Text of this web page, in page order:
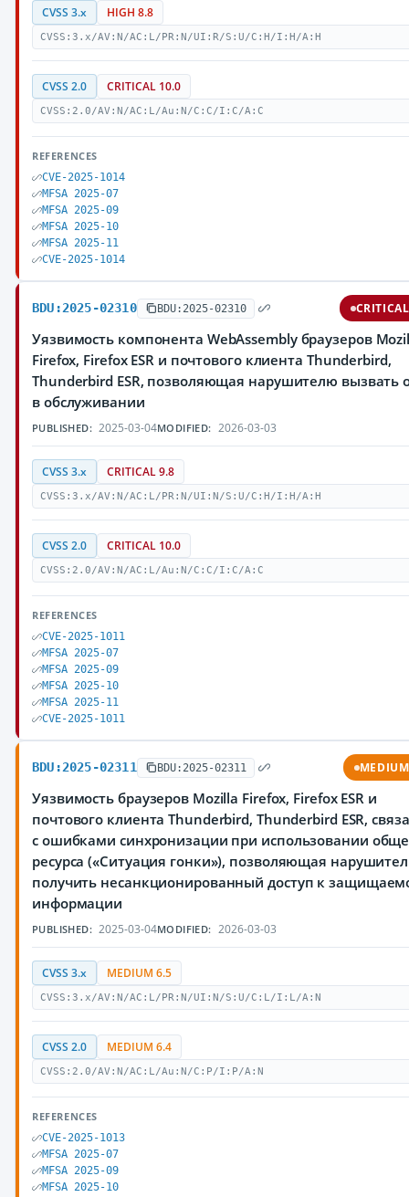
CVSS 3.x HIGH 8.8
CVSS:3.x/AV:N/AC:L/PR:N/UI:R/S:U/C:H/I:H/A:H
CVSS 2.0 CRITICAL 10.0
CVSS:2.0/AV:N/AC:L/Au:N/C:C/I:C/A:C
REFERENCES
CVE-2025-1014
MFSA 2025-07
MFSA 2025-09
MFSA 2025-10
MFSA 2025-11
CVE-2025-1014
BDU:2025-02310 BDU:2025-02310 CRITICAL
Уязвимость компонента WebAssembly браузеров
Firefox, Firefox ESR и почтового клиента Thunderbird,
Thunderbird ESR, позволяющая нарушителю вызвать
в обслуживании
PUBLISHED: 2025-03-04MODIFIED: 2026-03-03
CVSS 3.x CRITICAL 9.8
CVSS:3.x/AV:N/AC:L/PR:N/UI:N/S:U/C:H/I:H/A:H
CVSS 2.0 CRITICAL 10.0
CVSS:2.0/AV:N/AC:L/Au:N/C:C/I:C/A:C
REFERENCES
CVE-2025-1011
MFSA 2025-07
MFSA 2025-09
MFSA 2025-10
MFSA 2025-11
CVE-2025-1011
BDU:2025-02311 BDU:2025-02311 MEDIUM
Уязвимость браузеров Mozilla Firefox, Firefox ESR и
почтового клиента Thunderbird, Thunderbird ESR,
с ошибками синхронизации при использовании
ресурса («Ситуация гонки»), позволяющая
получить несанкционированный доступ к
информации
PUBLISHED: 2025-03-04MODIFIED: 2026-03-03
CVSS 3.x MEDIUM 6.5
CVSS:3.x/AV:N/AC:L/PR:N/UI:N/S:U/C:L/I:L/A:N
CVSS 2.0 MEDIUM 6.4
CVSS:2.0/AV:N/AC:L/Au:N/C:P/I:P/A:N
REFERENCES
CVE-2025-1013
MFSA 2025-07
MFSA 2025-09
MFSA 2025-10